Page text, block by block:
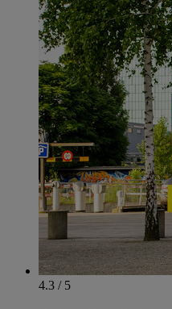
4.3 / 5